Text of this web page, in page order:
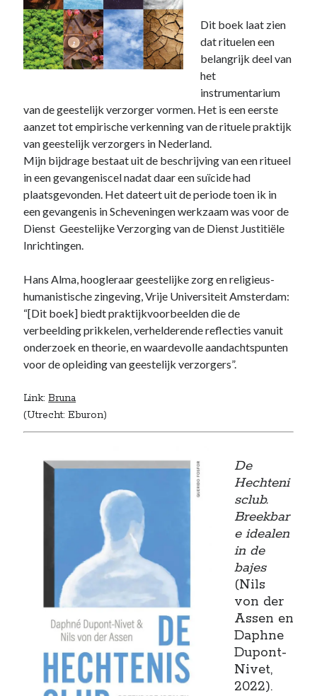
Dit boek laat zien
dat rituelen een
belangrijk deel van
het
instrumentarium
van de geestelijk verzorger vormen. Het is een eerste
aanzet tot empirische verkenning van de rituele praktijk
van geestelijk verzorgers in Nederland.
Mijn bijdrage bestaat uit de beschrijving van een ritueel
in een gevangeniscel nadat daar een suïcide had
plaatsgevonden. Het dateert uit de periode toen ik in
een gevangenis in Scheveningen werkzaam was voor de
Dienst Geestelijke Verzorging van de Dienst Justitiële
Inrichtingen.
Hans Alma, hoogleraar geestelijke zorg en religieus-
humanistische zingeving, Vrije Universiteit Amsterdam:
“[Dit boek] biedt praktijkvoorbeelden die de
verbeelding prikkelen, verhelderende reflecties vanuit
onderzoek en theorie, en waardevolle aandachtspunten
voor de opleiding van geestelijk verzorgers”.
Link:Bruna
(Utrecht: Eburon)
De
Hechteni
sclub.
Breekbar
e idealen
in de
bajes
(Nils
von der
Assen en
Daphne
Dupont-
Nivet,
2022).